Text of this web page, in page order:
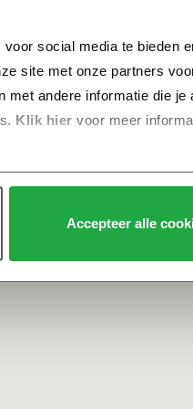
social media te bieden
site met onze partners
met andere informatie die je
Klik hier voor meer
Accepteer alle